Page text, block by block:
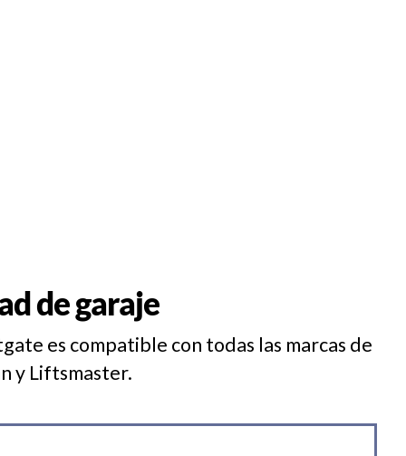
de garaje
es compatible con todas las marcas de
y Liftsmaster.